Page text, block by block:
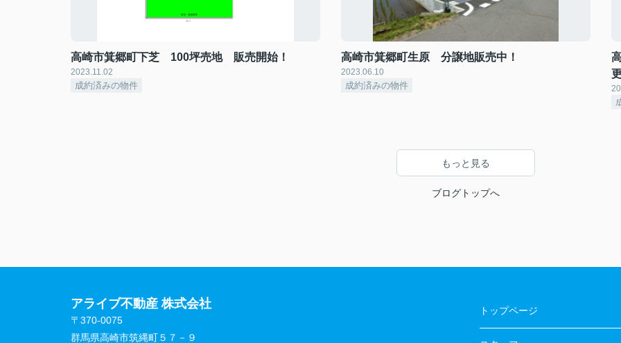
高崎市箕郷町下芝 100坪売地 販売開始！
2023.11.02
成約済みの物件
高崎市箕郷町生原 分譲地販売中！
2023.06.10
成約済みの物件
もっと見る
ブログトップへ
アライブ不動産 株式会社
〒370-0075
群馬県高崎市筑縄町５７－９
トップページ